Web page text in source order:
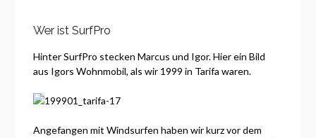
Wer ist SurfPro
Hinter SurfPro stecken Marcus und Igor. Hier ein Bild
aus Igors Wohnmobil, als wir 1999 in Tarifa waren.
Angefangen mit Windsurfen haben wir kurz vor dem